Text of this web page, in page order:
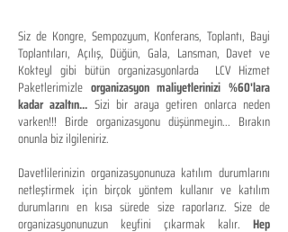
Siz de Kongre, Sempozyum, Konferans, Toplantı, Bayi
Toplantıları, Açılış, Düğün, Gala, Lansman, Davet ve
Kokteyl gibi bütün organizasyonlarda LCV Hizmet
Paketlerimizle organizasyon maliyetlerinizi %60'lara
kadar azaltın... Sizi bir araya getiren onlarca neden
varken!!! Birde organizasyonu düşünmeyin... Bırakın
onunla biz ilgileniriz.
Davetlilerinizin organizasyonunuza katılım durumlarını
netleştirmek için birçok yöntem kullanır ve katılım
durumlarını en kısa sürede size raporlarız. Size de
organizasyonunuzun keyfini çıkarmak kalır. Hep